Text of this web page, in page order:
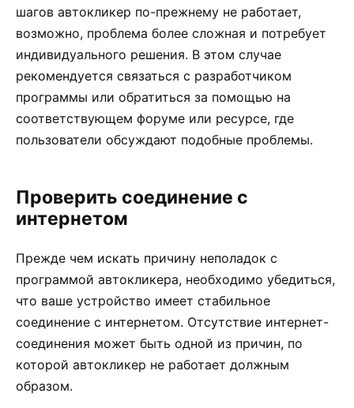
шагов автокликер по-прежнему не работает,
возможно, проблема более сложная и потребует
индивидуального решения. В этом случае
рекомендуется связаться с разработчиком
программы или обратиться за помощью на
соответствующем форуме или ресурсе, где
пользователи обсуждают подобные проблемы.
Проверить соединение с
интернетом
Прежде чем искать причину неполадок с
программой автокликера, необходимо убедиться,
что ваше устройство имеет стабильное
соединение с интернетом. Отсутствие интернет-
соединения может быть одной из причин, по
которой автокликер не работает должным
образом.